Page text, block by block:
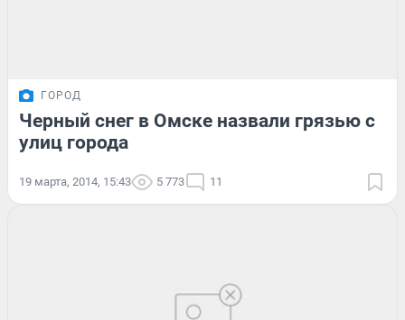
ГОРОД
Черный снег в Омске назвали грязью с
улиц города
19 марта, 2014, 15:43 5 773 11